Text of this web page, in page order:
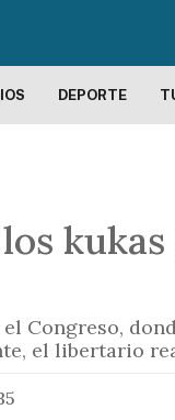
DEPORTE
Congreso,
el libertario